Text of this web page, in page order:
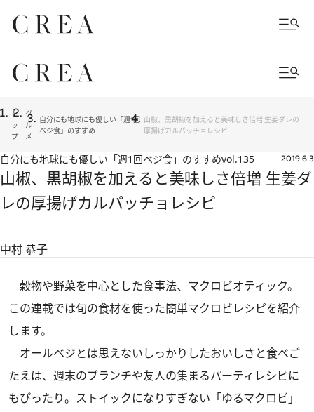
ト
ッ
プ
グ
ル
メ
自分にも地球にも優しい「週1回
ベジ食」のすすめ
山椒、黒胡椒を加えると美味しさ倍増 生姜ダレの
厚揚げカルパッチョレシピ
自分にも地球にも優しい「週1回ベジ食」のすすめvol.135 2019.6.3
山椒、黒胡椒を加えると美味しさ倍増 生姜ダ
レの厚揚げカルパッチョレシピ
中村 恭子
穀物や野菜を中心とした食事法、マクロビオティック。
この連載では旬の食材を使った簡単マクロビレシピを紹介
します。
オールベジとは思えないしっかりしたおいしさと食べご
たえは、週末のブランチや友人の集まるパーティレシピに
もぴったり。ストイックになりすぎない「ゆるマクロビ」